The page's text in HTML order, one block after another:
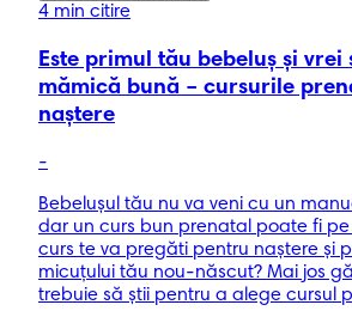
4 min citire
Este primul tău bebeluş şi vrei
mămică bună – cursurile
naştere
-
Bebeluşul tău nu va veni cu un
dar un curs bun prenatal poate fi
curs te va pregăti pentru naştere şi
micuţului tău nou-născut? Mai jos
trebuie să ştii pentru a alege cursul